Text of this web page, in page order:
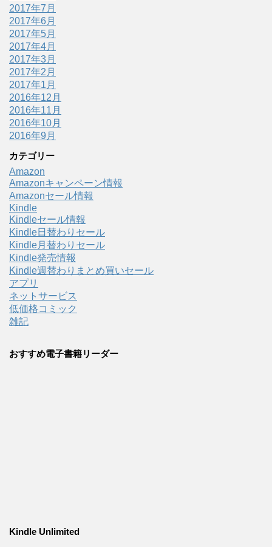
2017年7月
2017年6月
2017年5月
2017年4月
2017年3月
2017年2月
2017年1月
2016年12月
2016年11月
2016年10月
2016年9月
カテゴリー
Amazon
Amazonキャンペーン情報
Amazonセール情報
Kindle
Kindleセール情報
Kindle日替わりセール
Kindle月替わりセール
Kindle発売情報
Kindle週替わりまとめ買いセール
アプリ
ネットサービス
低価格コミック
雑記
おすすめ電子書籍リーダー
Kindle Unlimited